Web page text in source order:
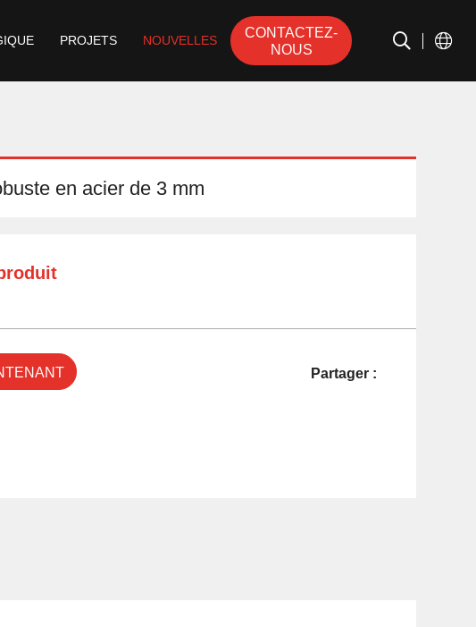
PROJETS NOUVELLES
CONTACTEZ-
NOUS
en acier de 3 mm
Partager :